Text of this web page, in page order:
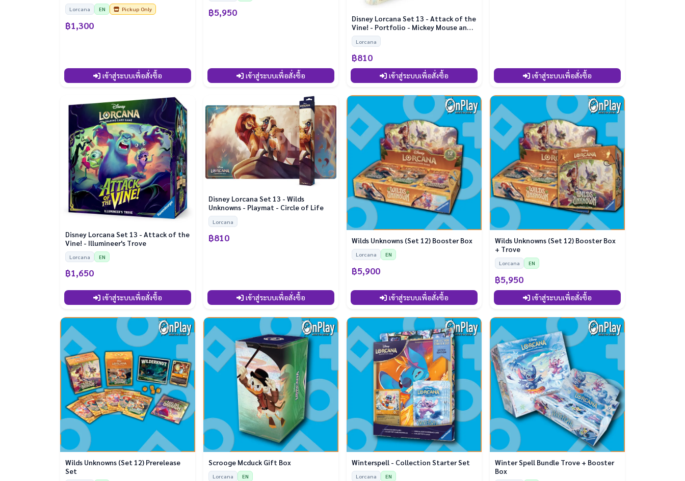
Lorcana EN Pickup Only
฿1,300
เข้าสู่ระบบเพื่อสั่งซื้อ
฿5,950
เข้าสู่ระบบเพื่อสั่งซื้อ
Disney Lorcana Set 13 - Attack of the
Vine! - Portfolio - Mickey Mouse and
Minnie
Lorcana
฿810
เข้าสู่ระบบเพื่อสั่งซื้อ เข้าสู่ระบบเพื่อสั่งซื้อ
Disney Lorcana Set 13 - Attack of the
Vine! - Illumineer's Trove
Lorcana EN
฿1,650
เข้าสู่ระบบเพื่อสั่งซื้อ
Disney Lorcana Set 13 - Wilds
Unknowns - Playmat - Circle of Life
Lorcana
฿810
เข้าสู่ระบบเพื่อสั่งซื้อ
Wilds Unknowns (Set 12) Booster Box
Lorcana EN
฿5,900
เข้าสู่ระบบเพื่อสั่งซื้อ
Wilds Unknowns (Set 12) Booster Box
+ Trove
Lorcana EN
฿5,950
เข้าสู่ระบบเพื่อสั่งซื้อ
Wilds Unknowns (Set 12) Prerelease
Set
Scrooge Mcduck Gift Box
Lorcana EN
Winterspell - Collection Starter Set
Lorcana EN
Winter Spell Bundle Trove + Booster
Box